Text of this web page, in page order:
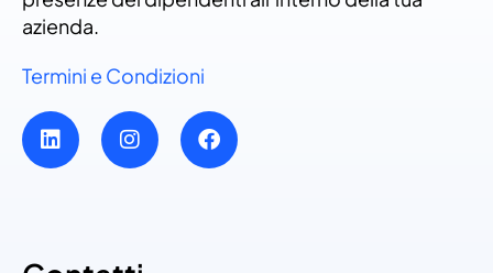
azienda.
Termini e Condizioni